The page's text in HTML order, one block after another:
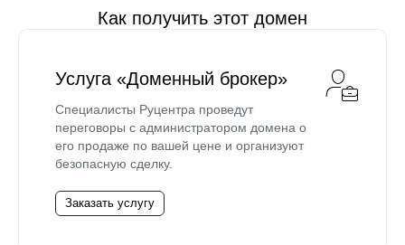
Как получить этот домен
Услуга «Доменный брокер»
Специалисты Руцентра проведут
переговоры с администратором домена о
его продаже по вашей цене и организуют
безопасную сделку.
Заказать услугу